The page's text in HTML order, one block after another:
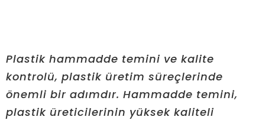
Plastik hammadde temini ve kalite
kontrolü, plastik üretim süreçlerinde
önemli bir adımdır. Hammadde temini,
plastik üreticilerinin yüksek kaliteli